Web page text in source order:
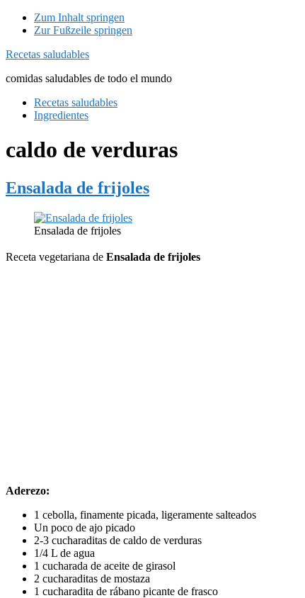
Zum Inhalt springen
Zur Fußzeile springen
Recetas saludables
comidas saludables de todo el mundo
Recetas saludables
Ingredientes
caldo de verduras
Ensalada de frijoles
Ensalada de frijoles
Receta vegetariana de Ensalada de frijoles
Aderezo:
1 cebolla, finamente picada, ligeramente salteados
Un poco de ajo picado
2-3 cucharaditas de caldo de verduras
1/4 L de agua
1 cucharada de aceite de girasol
2 cucharaditas de mostaza
1 cucharadita de rábano picante de frasco